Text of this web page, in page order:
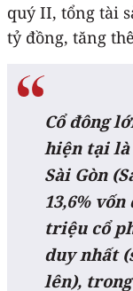
quý II, tổng tài
tỷ đồng, tăng
Cổ đông
hiện tại là
Sài Gòn
13,6%
triệu cổ
duy nhất
lên), trong